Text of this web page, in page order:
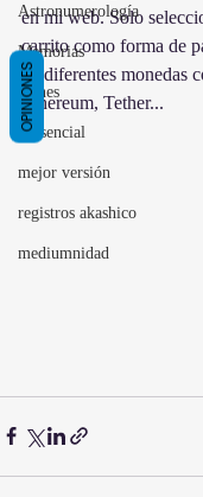
Astronumerología
Memorias
Dones
Presencial
mejor versión
registros akashico
mediumnidad
en mi web. Solo
carrito como forma de
en diferentes monedas
Ethereum, Tether...
OPINIONES